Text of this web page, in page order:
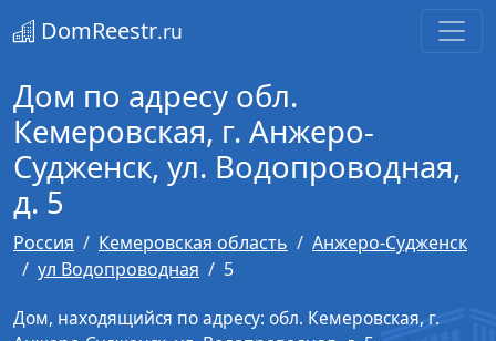
DomReestr.ru
Дом по адресу обл.
Кемеровская, г. Анжеро-
Судженск, ул. Водопроводная,
д. 5
Россия Кемеровская область
Анжеро-Судженск
ул Водопроводная
5
Дом, находящийся по адресу: обл. Кемеровская, г.